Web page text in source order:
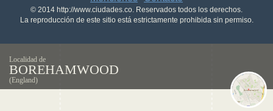
© 2014 http://www.ciudades.co. Reservados todos los derechos.
La reproducción de este sitio está estrictamente prohibida sin permiso.
Localidad de
BOREHAMWOOD
(England)